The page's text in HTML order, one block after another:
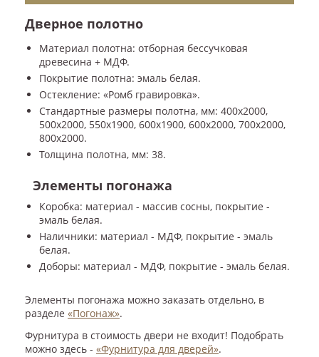
Дверное полотно
Материал полотна: отборная бессучковая
древесина + МДФ.
Покрытие полотна: эмаль белая.
Остекление: «Ромб гравировка».
Стандартные размеры полотна, мм: 400x2000,
500x2000, 550x1900, 600x1900, 600x2000, 700x2000,
800x2000.
Толщина полотна, мм: 38.
Элементы погонажа
Коробка: материал - массив сосны, покрытие -
эмаль белая.
Наличники: материал - МДФ, покрытие - эмаль
белая.
Доборы: материал - МДФ, покрытие - эмаль белая.
Элементы погонажа можно заказать отдельно, в
разделе «Погонаж».
Фурнитура в стоимость двери не входит! Подобрать
можно здесь - «Фурнитура для дверей».